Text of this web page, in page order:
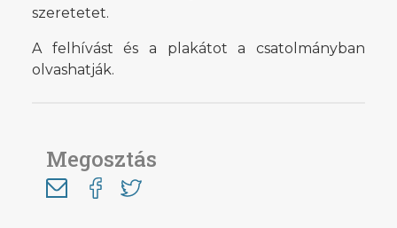
szeretetet.
A felhívást és a plakátot a csatolmányban
olvashatják.
Megosztás